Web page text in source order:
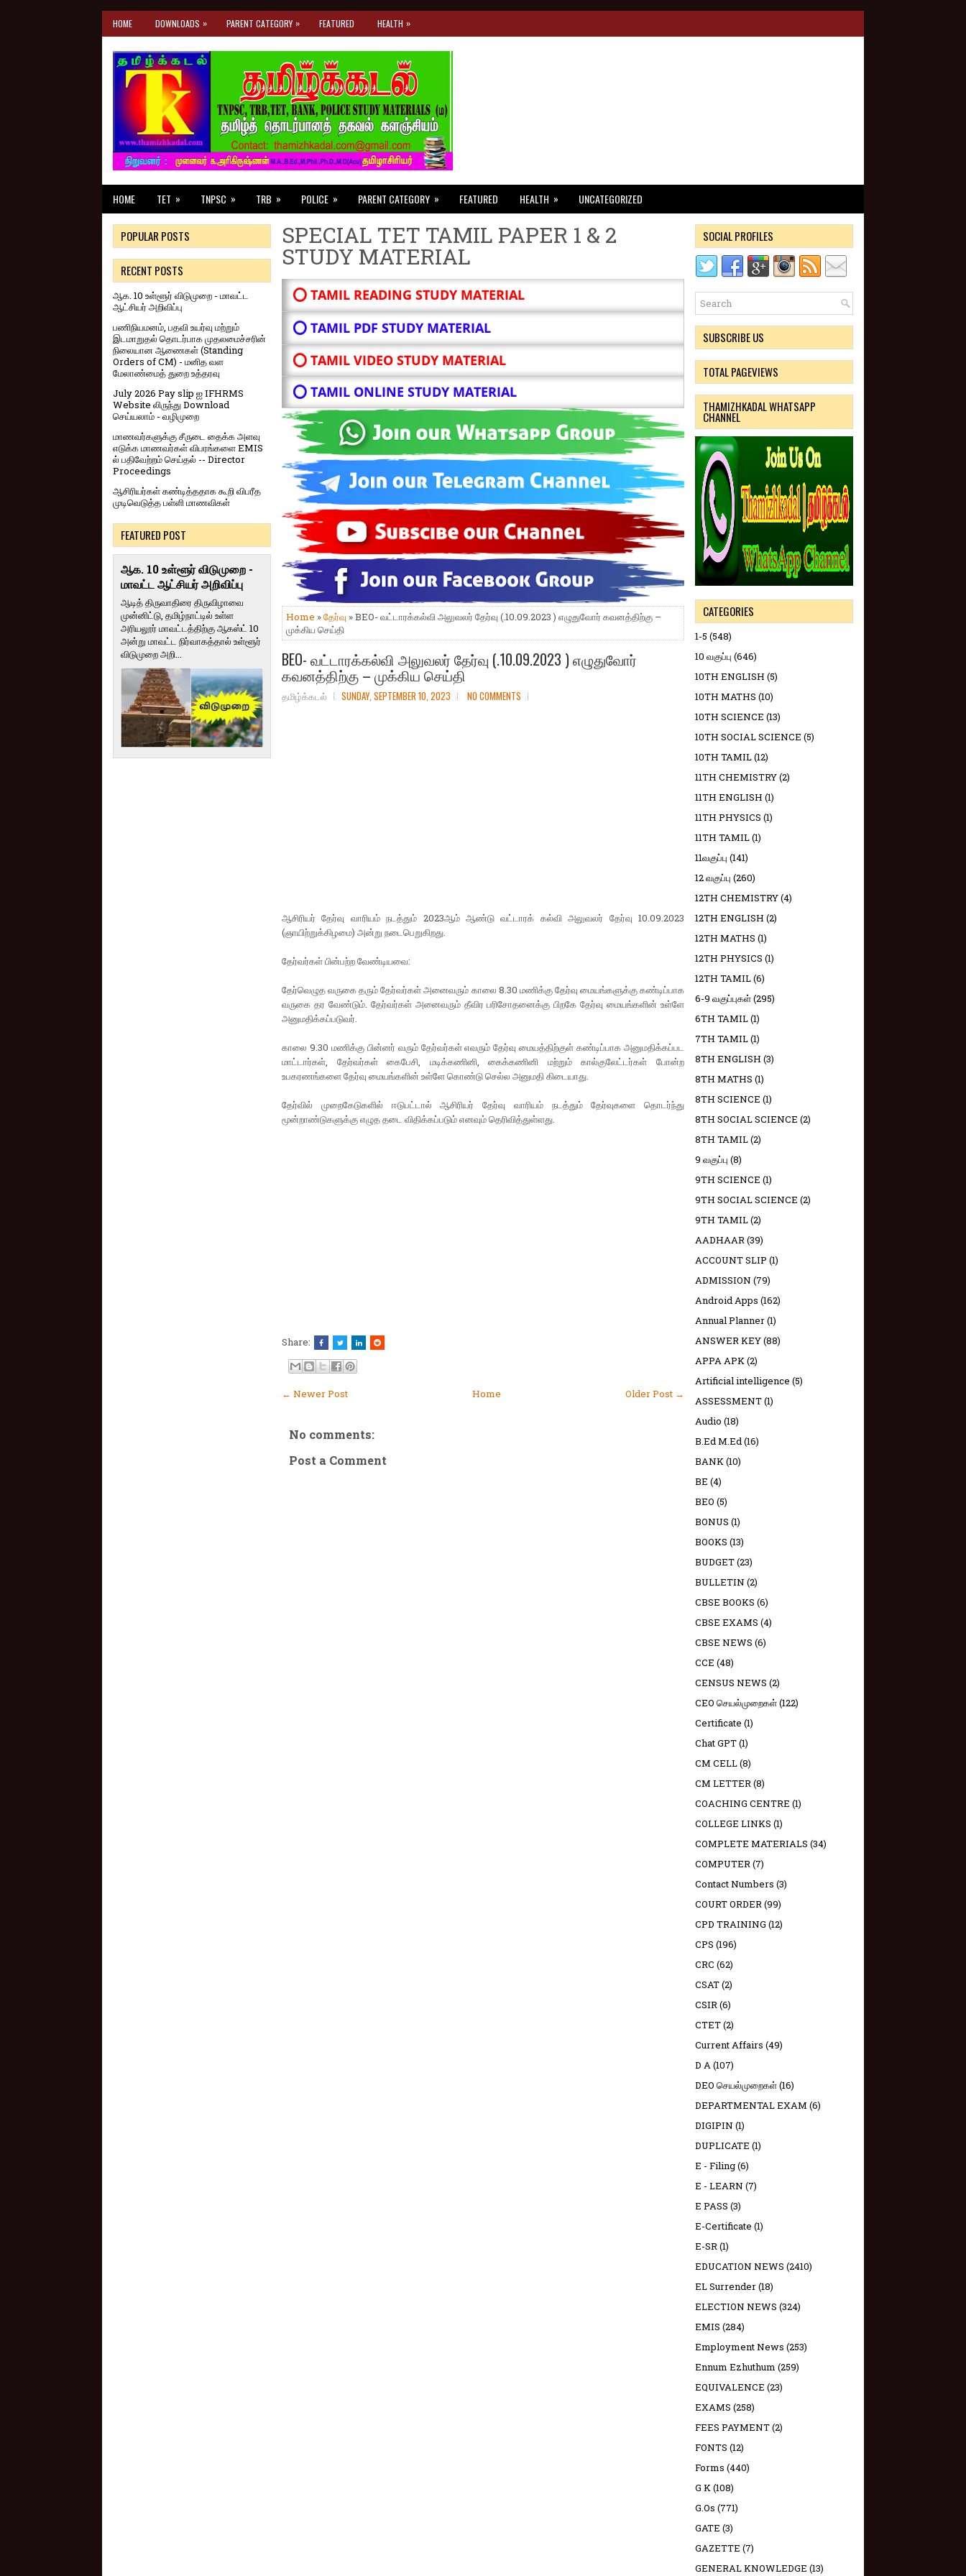
HOME DOWNLOADS » PARENT CATEGORY » FEATURED HEALTH »
HOME TET » TNPSC » TRB » POLICE » PARENT CATEGORY » FEATURED HEALTH » UNCATEGORIZED
SPECIAL TET TAMIL PAPER 1 & 2
STUDY MATERIAL
⭕ TAMIL READING STUDY MATERIAL
⭕ TAMIL PDF STUDY MATERIAL
⭕ TAMIL VIDEO STUDY MATERIAL
⭕ TAMIL ONLINE STUDY MATERIAL
Home »தேர்வு » BEO- வட்டாரக்கல்வி அலுவலர் தேர்வு (.10.09.2023 ) எழுதுவோர் கவனத்திற்கு –
முக்கிய செய்தி
BEO- வட்டாரக்கல்வி அலுவலர் தேர்வு (.10.09.2023 ) எழுதுவோர்
கவனத்திற்கு – முக்கிய செய்தி
தமிழ்க்கடல் SUNDAY, SEPTEMBER 10, 2023 NO COMMENTS
ஆசிரியர் தேர்வு வாரியம் நடத்தும் 2023ஆம் ஆண்டு வட்டாரக் கல்வி அலுவலர் தேர்வு 10.09.2023
(ஞாயிற்றுக்கிழமை) அன்று நடைபெறுகிறது.
தேர்வர்கள் பின்பற்ற வேண்டியவை:
தேர்வெழுத வருகை தரும் தேர்வர்கள் அனைவரும் காலை 8.30 மணிக்கு தேர்வு மையங்களுக்கு கண்டிப்பாக
வருகை தர வேண்டும். தேர்வர்கள் அனைவரும் தீவிர பரிசோதனைக்கு பிறகே தேர்வு மையங்களின் உள்ளே
அனுமதிக்கப்படுவர்.
காலை 9.30 மணிக்கு பின்னர் வரும் தேர்வர்கள் எவரும் தேர்வு மையத்திற்குள் கண்டிப்பாக அனுமதிக்கப்பட
மாட்டார்கள், தேர்வர்கள் கைபேசி, மடிக்கணினி, கைக்கணினி மற்றும் கால்குலேட்டர்கள் போன்ற
உபகரணங்களை தேர்வு மையங்களின் உள்ளே கொண்டு செல்ல அனுமதி கிடையாது.
தேர்வில் முறைகேடுகளில் ஈடுபட்டால் ஆசிரியர் தேர்வு வாரியம் நடத்தும் தேர்வுகளை தொடர்ந்து
மூன்றாண்டுகளுக்கு எழுத தடை விதிக்கப்படும் எனவும் தெரிவித்துள்ளது.
Share:
← Newer Post Older Post →
Home
No comments:
Post a Comment
POPULAR POSTS
RECENT POSTS
ஆக. 10 உள்ளூர் விடுமுறை - மாவட்ட
ஆட்சியர் அறிவிப்பு
பணிநியமனம், பதவி உயர்வு மற்றும்
இடமாறுதல் தொடர்பாக முதலமைச்சரின்
நிலையான ஆணைகள் (Standing
Orders of CM) - மனித வள
மேலாண்மைத் துறை உத்தரவு
July 2026 Pay slip ஐ IFHRMS
Website லிருந்து Download
செய்யலாம் - வழிமுறை
மாணவர்களுக்கு சீருடை தைக்க அளவு
எடுக்க மாணவர்கள் விபரங்களை EMIS
ல் பதிவேற்றம் செய்தல் -- Director
Proceedings
ஆசிரியர்கள் கண்டித்ததாக கூறி விபரீத
முடிவெடுத்த பள்ளி மாணவிகள்
FEATURED POST
ஆக. 10 உள்ளூர் விடுமுறை -
மாவட்ட ஆட்சியர் அறிவிப்பு
ஆடித் திருவாதிரை திருவிழாவை
முன்னிட்டு, தமிழ்நாட்டில் உள்ள
அரியலூர் மாவட்டத்திற்கு ஆகஸ்ட் 10
அன்று மாவட்ட நிர்வாகத்தால் உள்ளூர்
விடுமுறை அறி...
SOCIAL PROFILES
SUBSCRIBE US
TOTAL PAGEVIEWS
THAMIZHKADAL WHATSAPP
CHANNEL
CATEGORIES
1-5 (548)
10 வகுப்பு (646)
10TH ENGLISH (5)
10TH MATHS (10)
10TH SCIENCE (13)
10TH SOCIAL SCIENCE (5)
10TH TAMIL(12)
11TH CHEMISTRY(2)
11TH ENGLISH (1)
11TH PHYSICS (1)
11TH TAMIL(1)
11வகுப்பு (141)
12 வகுப்பு (260)
12TH CHEMISTRY(4)
12TH ENGLISH (2)
12TH MATHS (1)
12TH PHYSICS (1)
12TH TAMIL(6)
6-9 வகுப்புகள்(295)
6TH TAMIL(1)
7TH TAMIL(1)
8TH ENGLISH (3)
8TH MATHS (1)
8TH SCIENCE (1)
8TH SOCIAL SCIENCE (2)
8TH TAMIL(2)
9 வகுப்பு (8)
9TH SCIENCE (1)
9TH SOCIAL SCIENCE (2)
9TH TAMIL(2)
AADHAAR(39)
ACCOUNT SLIP (1)
ADMISSION (79)
Android Apps (162)
Annual Planner(1)
ANSWER KEY(88)
APPA APK(2)
Artificial intelligence (5)
ASSESSMENT(1)
Audio (18)
B.Ed M.Ed(16)
BANK(10)
BE (4)
BEO (5)
BONUS (1)
BOOKS (13)
BUDGET(23)
BULLETIN (2)
CBSE BOOKS (6)
CBSE EXAMS (4)
CBSE NEWS (6)
CCE (48)
CENSUS NEWS (2)
CEO செயல்முறைகள்(122)
Certificate (1)
Chat GPT(1)
CM CELL(8)
CM LETTER(8)
COACHING CENTRE (1)
COLLEGE LINKS (1)
COMPLETE MATERIALS (34)
COMPUTER(7)
Contact Numbers (3)
COURT ORDER(99)
CPD TRAINING (12)
CPS (196)
CRC (62)
CSAT(2)
CSIR(6)
CTET(2)
Current Affairs (49)
D A(107)
DEO செயல்முறைகள்(16)
DEPARTMENTAL EXAM (6)
DIGIPIN (1)
DUPLICATE (1)
E - Filing(6)
E - LEARN (7)
E PASS (3)
E-Certificate (1)
E-SR(1)
EDUCATION NEWS (2410)
EL Surrender(18)
ELECTION NEWS (324)
EMIS (284)
Employment News (253)
Ennum Ezhuthum (259)
EQUIVALENCE (23)
EXAMS (258)
FEES PAYMENT(2)
FONTS (12)
Forms (440)
G K(108)
G.Os (771)
GATE (3)
GAZETTE (7)
GENERAL KNOWLEDGE (13)